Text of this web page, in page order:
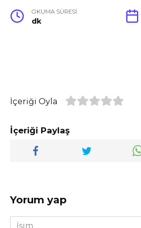
OKUMA SÜRESI
dk
İçeriği Oyla
İçeriği Paylaş
Yorum yap
İsim